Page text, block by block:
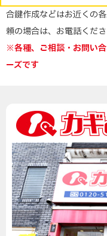
合鍵作成などはお近くの
頼の場合は、お電話くださ
※各種、ご相談・お問い
ーズです